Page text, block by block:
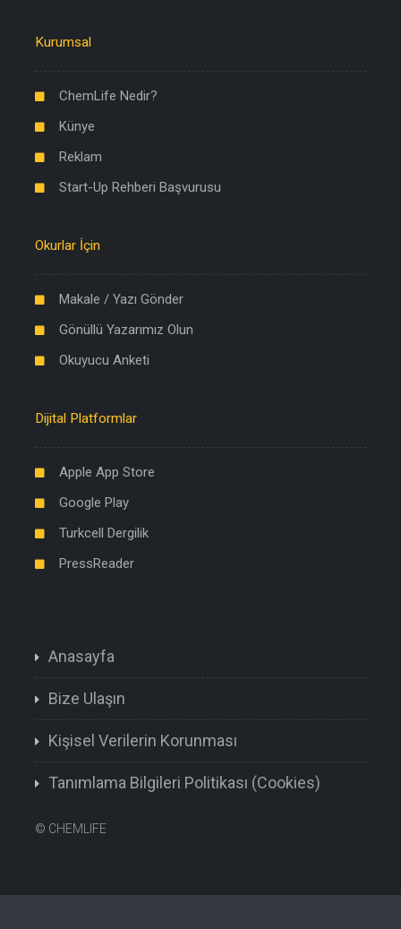
Kurumsal
ChemLife Nedir?
Künye
Reklam
Start-Up Rehberi Başvurusu
Okurlar İçin
Makale / Yazı Gönder
Gönüllü Yazarımız Olun
Okuyucu Anketi
Dijital Platformlar
Apple App Store
Google Play
Turkcell Dergilik
PressReader
Anasayfa
Bize Ulaşın
Kişisel Verilerin Korunması
Tanımlama Bilgileri Politikası (Cookies)
© CHEMLIFE